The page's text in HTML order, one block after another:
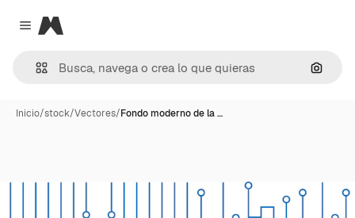
Close menu
Magnific
Inicio/stock/Vectores/Fondo moderno de la …